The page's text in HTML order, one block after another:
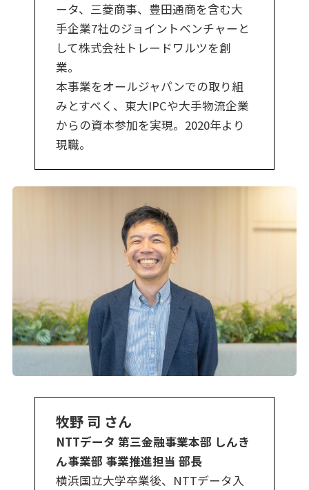
ータ、三菱商事、豊田通商を含む大
手企業7社のジョイントベンチャーと
して株式会社トレードワルツを創
業。
本事業をオールジャパンでの取り組
みとすべく、東大IPCや大手物流企業
からの資本参加を実現。2020年より
現職。
牧野 司 さん
NTTデータ 第三金融事業本部 しんき
ん事業部 事業推進担当 部長
横浜国立大学卒業後、NTTデータ入